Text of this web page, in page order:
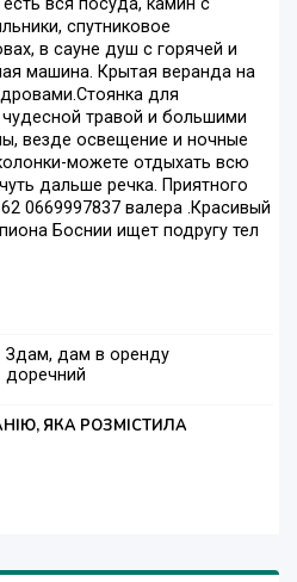
вся посуда, камин с
спутниковое
в сауне душ с горячей и
машина. Крытая веранда на
для
травой и большими
везде освещение и ночные
можете отдыхать всю
дальше речка. Приятного
0669997837 валера .Красивый
Боснии ищет подругу тел
Здам, дам в оренду
доречний
ЯКА РОЗМІСТИЛА